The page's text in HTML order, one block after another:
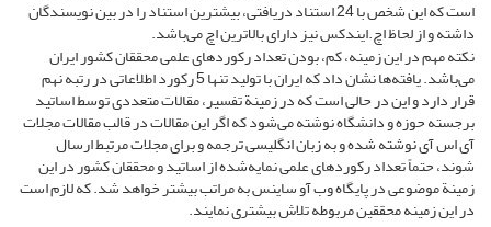
است که این شخص با 24 استناد دریافتی، بیشترین استناد را در بین نویسندگان
داشته و از لحاظ اچ.ایندکس نیز دارای بالاترین اچ می‌باشد.
نکته مهم در این زمینه، کم، بودن تعداد رکوردهای علمی محققان کشور ایران
می‌باشد. یافته‌ها نشان داد که ایران با تولید تنها 5 رکورد اطلاعاتی در رتبه نهم
قرار دارد و این در حالی است که در زمینة تفسیر، مقالات متعددی توسط اساتید
برجسته حوزه و دانشگاه نوشته می‌شود که اگر این مقالات در قالب مقالات مجلات
آی اس آی نوشته شده و به زبان انگلیسی ترجمه و برای مجلات مرتبط ارسال
شوند، حتماً تعداد رکوردهای علمی نمایه‌شده از اساتید و محققان کشور در این
زمینة موضوعی در پایگاه وب آو ساینس به مراتب بیشتر خواهد شد. که لازم است
در این زمینه محققین مربوطه تلاش بیشتری نمایند.